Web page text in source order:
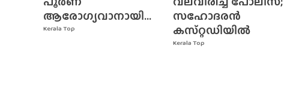
Kerala Top
ആരോഗ്യവാനായി...
Kerala Top
സഹോദരൻ
കസ്‌റ്റഡിയിൽ